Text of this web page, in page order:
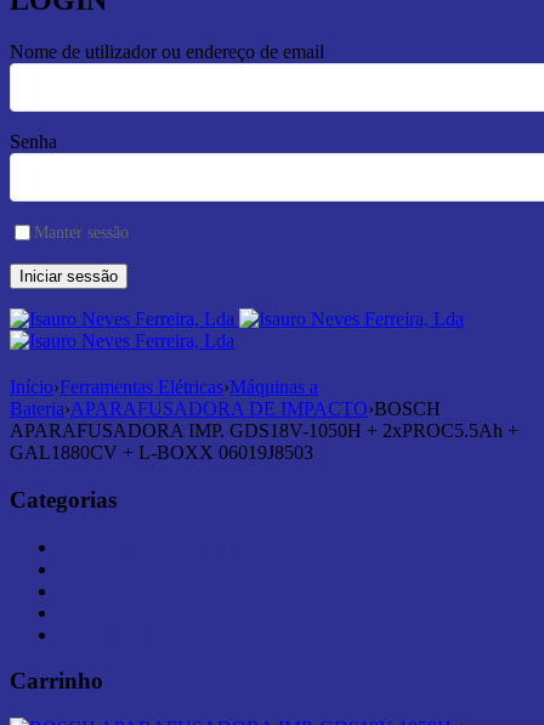
Nome de utilizador ou endereço de email
Senha
Manter sessão
Início›Ferramentas Elétricas›Máquinas a
Bateria›APARAFUSADORA DE IMPACTO›BOSCH
APARAFUSADORA IMP. GDS18V-1050H + 2xPROC5.5Ah +
GAL1880CV + L-BOXX 06019J8503
Categorias
Carrinho